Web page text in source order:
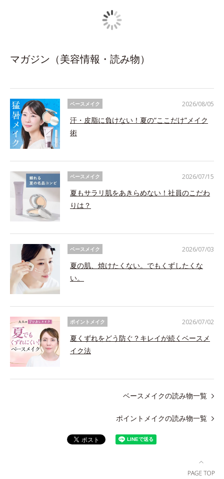
マガジン（美容情報・読み物）
ベースメイク
汗・皮脂に負けない！夏の“ここだけ”メイク
術
2026/08/05
ベースメイク
夏もサラリ肌をあきらめない！社員のこだわ
りは？
2026/07/15
ベースメイク
夏の肌、焼けたくない。でもくずしたくな
い。
2026/07/03
ポイントメイク
夏くずれをどう防ぐ？キレイが続くベースメ
イク法
2026/07/02
ベースメイクの読み物一覧
ポイントメイクの読み物一覧